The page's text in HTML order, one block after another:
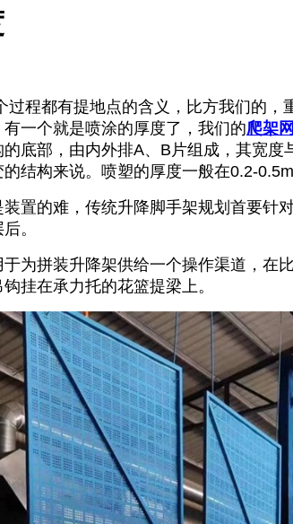
程都有提地点的含义，比方我们的，
有一个就是喷涂的厚度了，我们的爬架
底部，由内外排A、B片组成，其宽
结构来说。喷塑的厚度一般在0.2-
置的难，传统升降脚手架规划首要针
。
为拼装升降架供给一个操作渠道，
挂在承力托的花篮提梁上。